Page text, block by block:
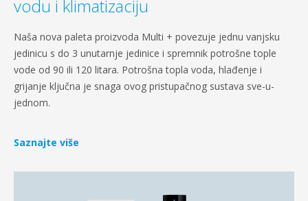
vodu i klimatizaciju
Naša nova paleta proizvoda Multi + povezuje jednu vanjsku
jedinicu s do 3 unutarnje jedinice i spremnik potrošne tople
vode od 90 ili 120 litara. Potrošna topla voda, hlađenje i
grijanje ključna je snaga ovog pristupačnog sustava sve-u-
jednom.
Saznajte više